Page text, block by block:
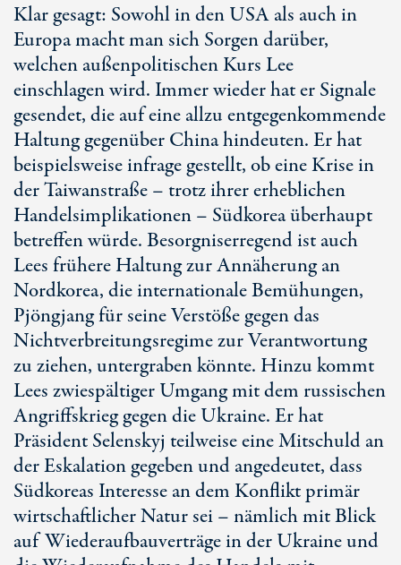
Klar gesagt: Sowohl in den USA als auch in
Europa macht man sich Sorgen darüber,
welchen außenpolitischen Kurs Lee
einschlagen wird. Immer wieder hat er Signale
gesendet, die auf eine allzu entgegenkommende
Haltung gegenüber China hindeuten. Er hat
beispielsweise infrage gestellt, ob eine Krise in
der Taiwanstraße – trotz ihrer erheblichen
Handelsimplikationen – Südkorea überhaupt
betreffen würde. Besorgniserregend ist auch
Lees frühere Haltung zur Annäherung an
Nordkorea, die internationale Bemühungen,
Pjöngjang für seine Verstöße gegen das
Nichtverbreitungsregime zur Verantwortung
zu ziehen, untergraben könnte. Hinzu kommt
Lees zwiespältiger Umgang mit dem russischen
Angriffskrieg gegen die Ukraine. Er hat
Präsident Selenskyj teilweise eine Mitschuld an
der Eskalation gegeben und angedeutet, dass
Südkoreas Interesse an dem Konflikt primär
wirtschaftlicher Natur sei – nämlich mit Blick
auf Wiederaufbauverträge in der Ukraine und